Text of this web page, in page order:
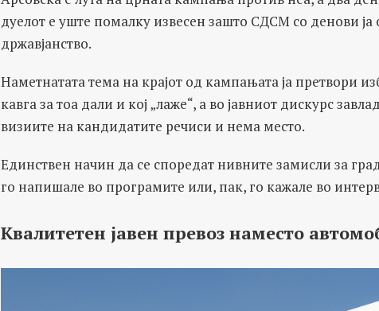
дуелот е уште помалку извесен зашто СДСМ со денови
државјанство.
Наметнатата тема на крајот од кампањата ја претвори
кавга за тоа дали и кој „лаже“, а во јавниот дискурс
визиите на кандидатите речиси и нема место.
Единствен начин да се споредат нивните замисли за
го напишале во програмите или, пак, го кажале во
Kвалитетен јавен превоз наместо